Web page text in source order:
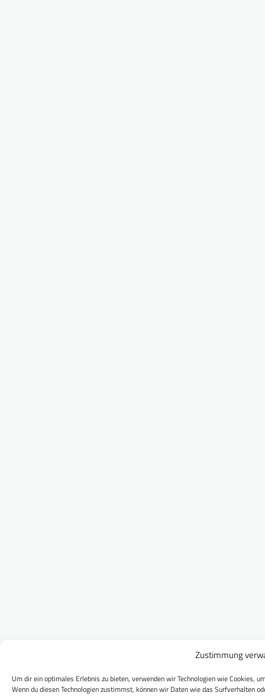
Zustimmung
Um dir ein optimales Erlebnis zu bieten, verwenden wir Technologien wie Cookies,
Wenn du diesen Technologien zustimmst, können wir Daten wie das Surfverhalten